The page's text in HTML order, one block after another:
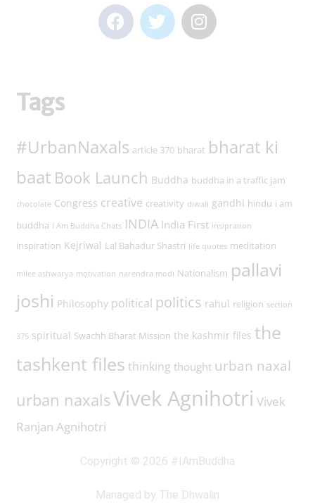
Tags
#UrbanNaxals article 370 bharat bharat ki
baat Book Launch Buddha buddha in a traffic jam
chocolate Congress creative creativity diwali gandhi hindu i am
buddha I Am Buddha Chats INDIA India First insipration
inspiration Kejriwal Lal Bahadur Shastri life quotes meditation
milee ashwarya motivation narendra modi Nationalism pallavi
joshi Philosophy political politics rahul religion section
375 spiritual Swachh Bharat Mission the kashmir files the
tashkent files thinking thought urban naxal
urban naxalsVivek Agnihotri Vivek
Ranjan Agnihotri
Copyright © 2026 #IAmBuddha
Managed by The Dhwalin